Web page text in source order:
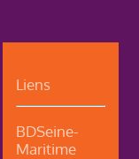
Liens
BDSeine-
Maritime